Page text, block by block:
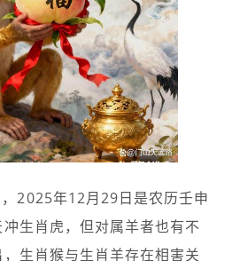
2025年12月29日是农历壬申
生肖虎，但对属羊者也有不
生肖猴与生肖羊存在相害关